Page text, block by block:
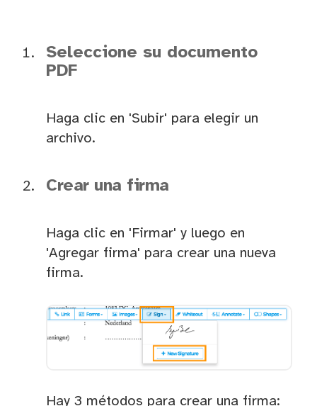
Seleccione su documento
PDF
Haga clic en 'Subir' para elegir un
archivo.
Crear una firma
Haga clic en 'Firmar' y luego en
'Agregar firma' para crear una nueva
firma.
Hay 3 métodos para crear una firma: